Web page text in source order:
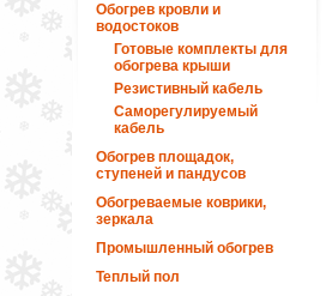
Обогрев кровли и
водостоков
Готовые комплекты для
обогрева крыши
Резистивный кабель
Саморегулируемый
кабель
Обогрев площадок,
ступеней и пандусов
Обогреваемые коврики,
зеркала
Промышленный обогрев
Теплый пол